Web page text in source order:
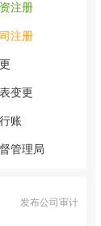
注册
注册
变更
账
管理局
发布公司审计